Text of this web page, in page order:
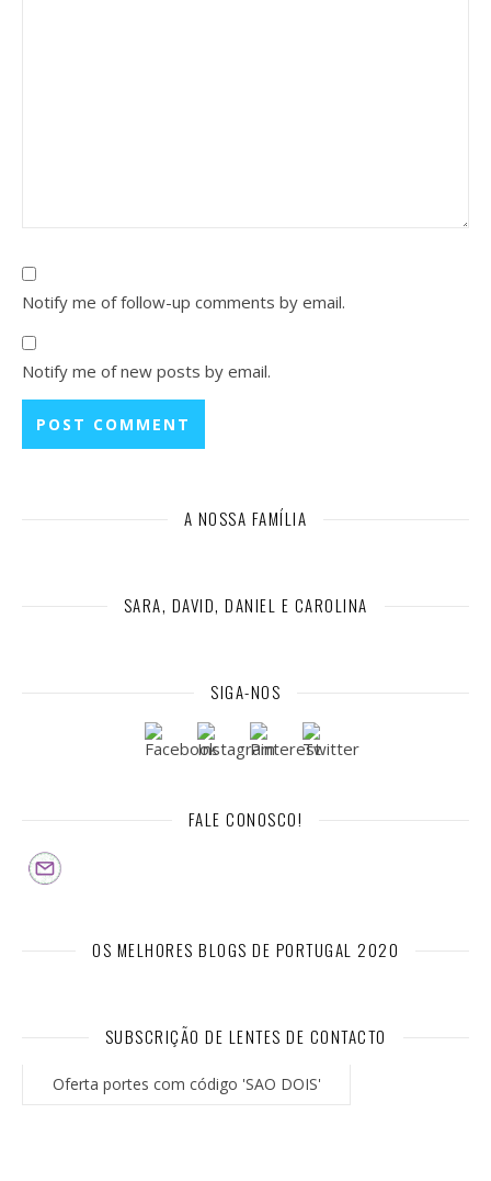
Notify me of follow-up comments by email.
Notify me of new posts by email.
A NOSSA FAMÍLIA
SARA, DAVID, DANIEL E CAROLINA
SIGA-NOS
FALE CONOSCO!
OS MELHORES BLOGS DE PORTUGAL 2020
SUBSCRIÇÃO DE LENTES DE CONTACTO
Oferta portes com código 'SAO DOIS'